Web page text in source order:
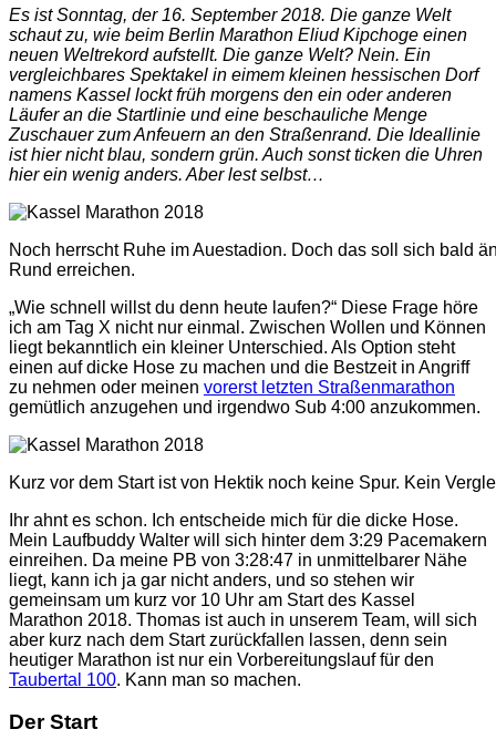
Es ist Sonntag, der 16. September 2018. Die ganze Welt
schaut zu, wie beim Berlin Marathon Eliud Kipchoge einen
neuen Weltrekord aufstellt. Die ganze Welt? Nein. Ein
vergleichbares Spektakel in eimem kleinen hessischen Dorf
namens Kassel lockt früh morgens den ein oder anderen
Läufer an die Startlinie und eine beschauliche Menge
Zuschauer zum Anfeuern an den Straßenrand. Die Ideallinie
ist hier nicht blau, sondern grün. Auch sonst ticken die Uhren
hier ein wenig anders. Aber lest selbst…
Noch herrscht Ruhe im Auestadion. Doch das soll sich bald
Rund erreichen.
„Wie schnell willst du denn heute laufen?“ Diese Frage höre
ich am Tag X nicht nur einmal. Zwischen Wollen und Können
liegt bekanntlich ein kleiner Unterschied. Als Option steht
einen auf dicke Hose zu machen und die Bestzeit in Angriff
zu nehmen oder meinen vorerst letzten Straßenmarathon
gemütlich anzugehen und irgendwo Sub 4:00 anzukommen.
Kurz vor dem Start ist von Hektik noch keine Spur. Kein
Ihr ahnt es schon. Ich entscheide mich für die dicke Hose.
Mein Laufbuddy Walter will sich hinter dem 3:29 Pacemakern
einreihen. Da meine PB von 3:28:47 in unmittelbarer Nähe
liegt, kann ich ja gar nicht anders, und so stehen wir
gemeinsam um kurz vor 10 Uhr am Start des Kassel
Marathon 2018. Thomas ist auch in unserem Team, will sich
aber kurz nach dem Start zurückfallen lassen, denn sein
heutiger Marathon ist nur ein Vorbereitungslauf für den
Taubertal 100. Kann man so machen.
Der Start